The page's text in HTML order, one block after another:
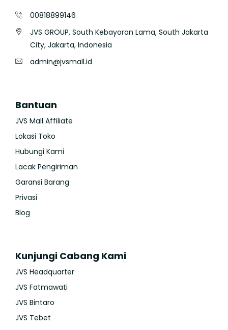
00818899146
JVS GROUP, South Kebayoran Lama, South Jakarta
City, Jakarta, Indonesia
admin@jvsmall.id
Bantuan
JVS Mall Affiliate
Lokasi Toko
Hubungi Kami
Lacak Pengiriman
Garansi Barang
Privasi
Blog
Kunjungi Cabang Kami
JVS Headquarter
JVS Fatmawati
JVS Bintaro
JVS Tebet